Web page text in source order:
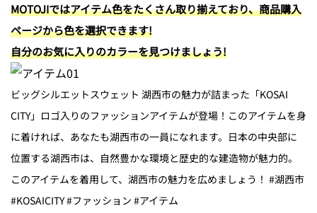
お問い合わせ
MOTOJIではアイテム色をたくさん取り揃えており、商品購入
ページから色を選択できます!
自分のお気に入りのカラーを見つけましょう!
ビッグシルエットスウェット 湖西市の魅力が詰まった「KOSAI
CITY」ロゴ入りのファッションアイテムが登場！このアイテムを身
に着ければ、あなたも湖西市の一員になれます。日本の中央部に
位置する湖西市は、自然豊かな環境と歴史的な建造物が魅力的。
このアイテムを着用して、湖西市の魅力を広めましょう！ #湖西市
#KOSAICITY #ファッション #アイテム